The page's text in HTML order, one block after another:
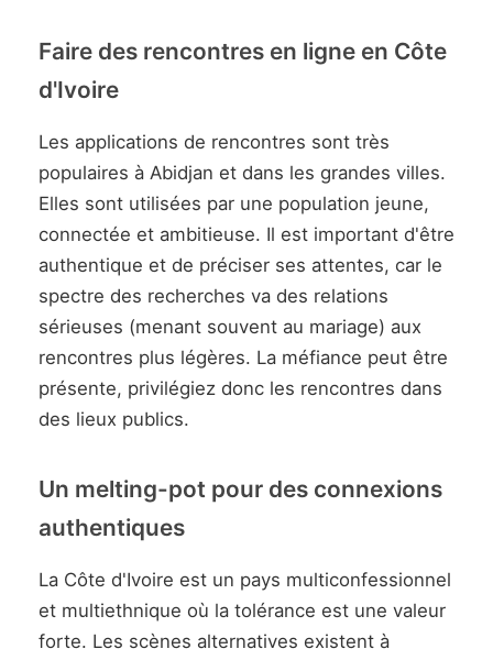
Faire des rencontres en ligne en Côte
d'Ivoire
Les applications de rencontres sont très
populaires à Abidjan et dans les grandes villes.
Elles sont utilisées par une population jeune,
connectée et ambitieuse. Il est important d'être
authentique et de préciser ses attentes, car le
spectre des recherches va des relations
sérieuses (menant souvent au mariage) aux
rencontres plus légères. La méfiance peut être
présente, privilégiez donc les rencontres dans
des lieux publics.
Un melting-pot pour des connexions
authentiques
La Côte d'Ivoire est un pays multiconfessionnel
et multiethnique où la tolérance est une valeur
forte. Les scènes alternatives existent à